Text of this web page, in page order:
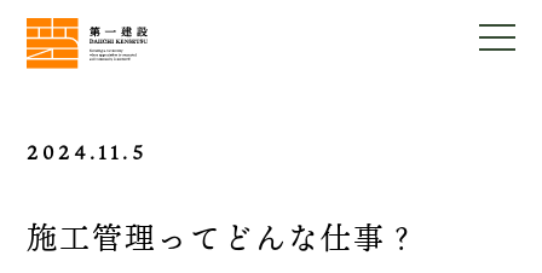
2024.11.5
施工管理ってどんな仕事？